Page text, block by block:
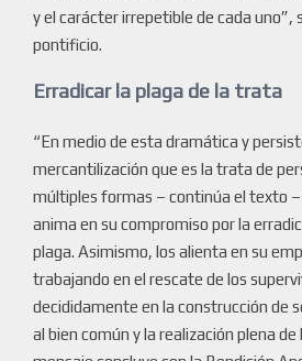
y el carácter irrepetible de cada uno”,
pontificio.
Erradicar la plaga de la trata
“En medio de esta dramática y
mercantilización que es la trata de
múltiples formas – continúa el texto –
anima en su compromiso por la
plaga. Asimismo, los alienta en su
trabajando en el rescate de los
decididamente en la construcción de
al bien común y la realización plena de